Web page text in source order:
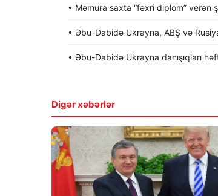
• Məmura saxta “fəxri diplom” verən
• Əbu-Dabidə Ukrayna, ABŞ və
• Əbu-Dabidə Ukrayna danışıqları
Digər xəbərlər